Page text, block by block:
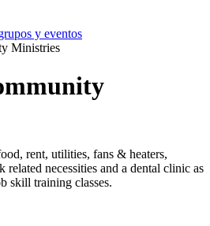
y eventos
Ministries
rent, utilities, fans & heaters,
related necessities and a dental clinic as
skill training classes.